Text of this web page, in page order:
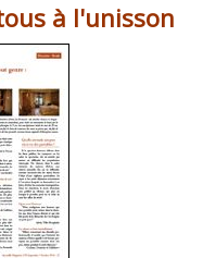
à l'unisson